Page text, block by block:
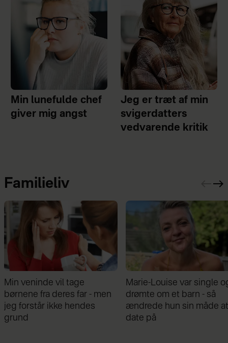
Min lunefulde chef
giver mig angst
Jeg er træt af min
svigerdatters
vedvarende kritik
Familieliv
Marie-Louise var single og
drømte om et barn - så
ændrede hun sin måde at
date på
Mathilde Gøhler fortæller
om bruddet med Remee:
Var gået fra hinanden før
graviditeten